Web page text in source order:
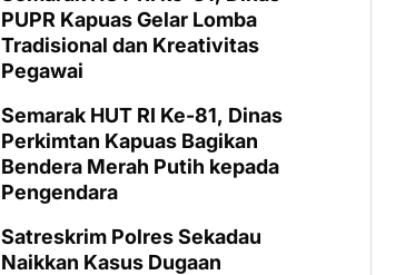
PUPR Kapuas Gelar Lomba
Tradisional dan Kreativitas
Pegawai
Semarak HUT RI Ke-81, Dinas
Perkimtan Kapuas Bagikan
Bendera Merah Putih kepada
Pengendara
Satreskrim Polres Sekadau
Naikkan Kasus Dugaan